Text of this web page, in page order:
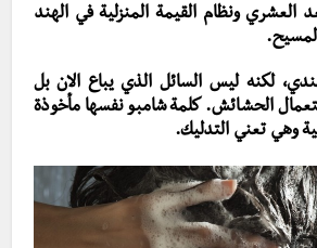
العشري ونظام القيمة المنزلية في الهند
لكنه ليس السائل الذي يباع الان بل
الحشائش. كلمة شامبو نفسها مأخوذة
وهي تعني التدليك.